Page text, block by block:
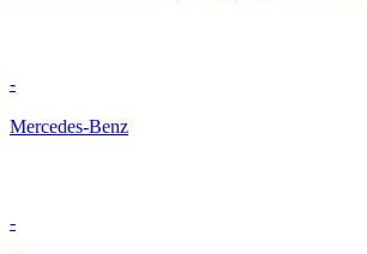
-
Mercedes-Benz
-